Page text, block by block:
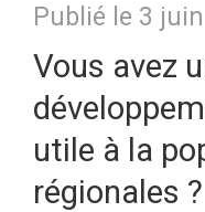
Publié le 3
Vous avez
utile à la
régionales ?